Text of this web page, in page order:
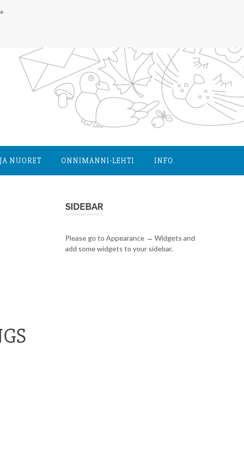
NUORET ONNIMANNI-LEHTI INFO
SIDEBAR
Please go to Appearance → Widgets and
add some widgets to your sidebar.